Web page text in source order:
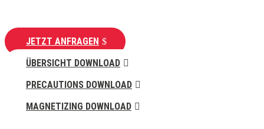
JETZT ANFRAGEN
ÜBERSICHT DOWNLOAD
PRECAUTIONS DOWNLOAD
MAGNETIZING DOWNLOAD